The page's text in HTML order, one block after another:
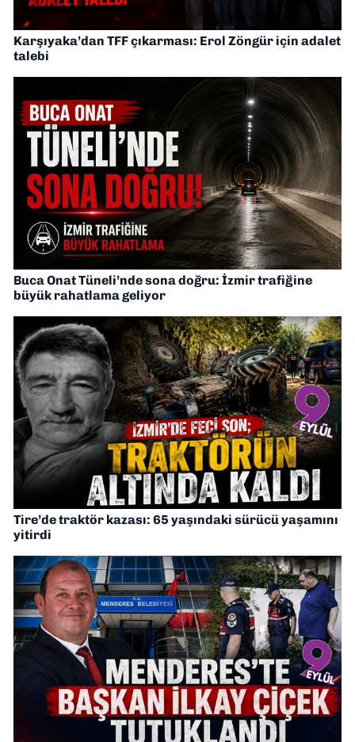
Karşıyaka’dan TFF çıkarması: Erol Zöngür için adalet
talebi
Buca Onat Tüneli’nde sona doğru: İzmir trafiğine
büyük rahatlama geliyor
Tire’de traktör kazası: 65 yaşındaki sürücü yaşamını
yitirdi